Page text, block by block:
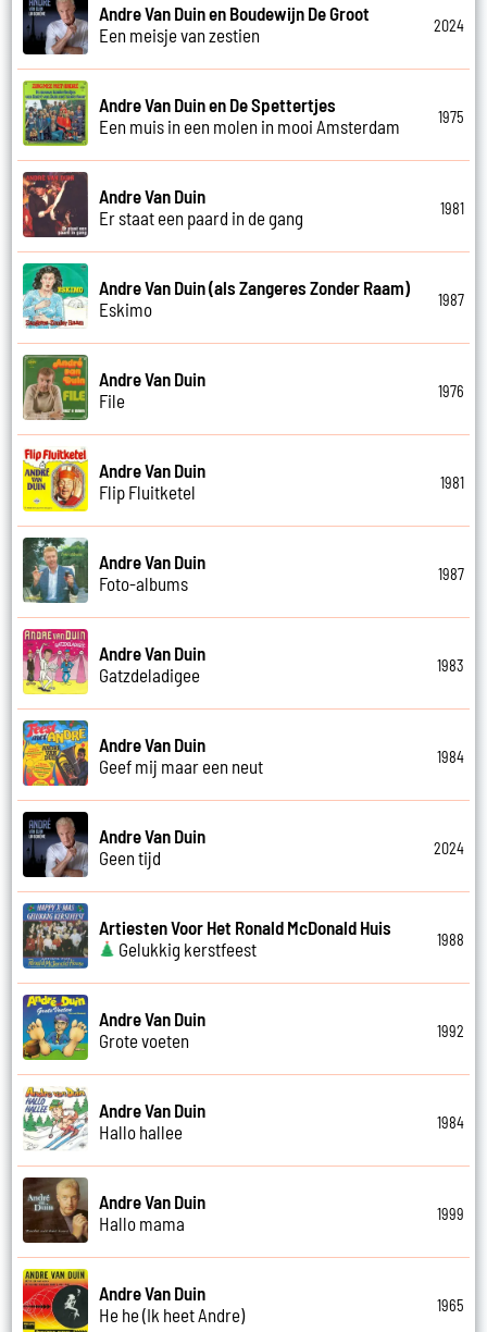
Andre Van Duin en Boudewijn De Groot
Een meisje van zestien
2024
Andre Van Duin en De Spettertjes
Een muis in een molen in mooi Amsterdam
1975
Andre Van Duin
Er staat een paard in de gang
1981
Andre Van Duin (als Zangeres Zonder Raam)
Eskimo
1987
Andre Van Duin
File
1976
Andre Van Duin
Flip Fluitketel
1981
Andre Van Duin
Foto-albums
1987
Andre Van Duin
Gatzdeladigee
1983
Andre Van Duin
Geef mij maar een neut
1984
Andre Van Duin
Geen tijd
2024
Artiesten Voor Het Ronald McDonald Huis
Gelukkig kerstfeest
1988
Andre Van Duin
Grote voeten
1992
Andre Van Duin
Hallo hallee
1984
Andre Van Duin
Hallo mama
1999
Andre Van Duin
He he (Ik heet Andre)
1965